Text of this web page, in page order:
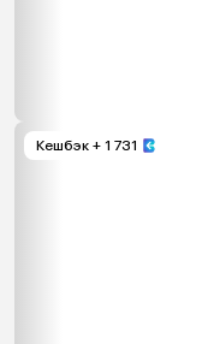
Кешбэк + 1 731